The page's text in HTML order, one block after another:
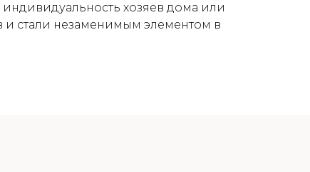
хозяев дома или
и стали незаменимым элементом в